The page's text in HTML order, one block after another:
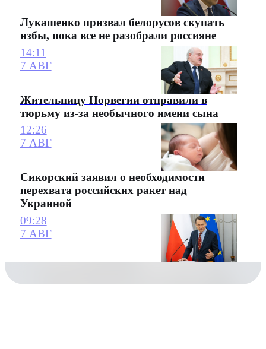
Лукашенко призвал белорусов скупать
избы, пока все не разобрали россияне
14:11
7 АВГ
Жительницу Норвегии отправили в
тюрьму из-за необычного имени сына
12:26
7 АВГ
Сикорский заявил о необходимости
перехвата российских ракет над
Украиной
09:28
7 АВГ